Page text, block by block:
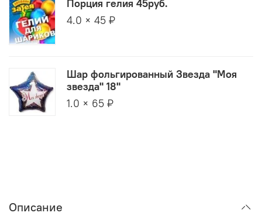
Порция гелия 45руб.
4.0 × 45 ₽
Шар фольгированный Звезда "Моя
звезда" 18"
1.0 × 65 ₽
Описание